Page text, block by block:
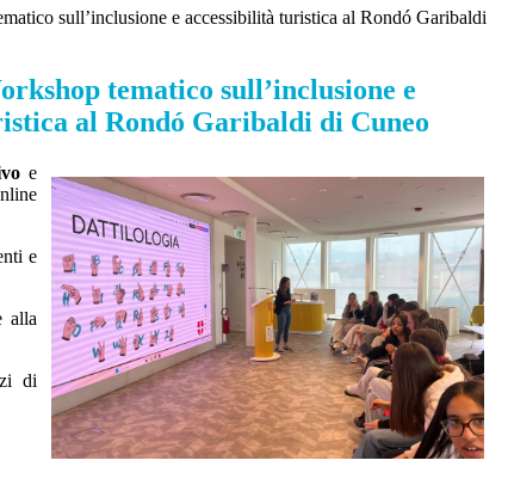
sull’inclusione e accessibilità turistica al Rondó Garibaldi
tematico sull’inclusione e
al Rondó Garibaldi di Cuneo
e
e
alla
di